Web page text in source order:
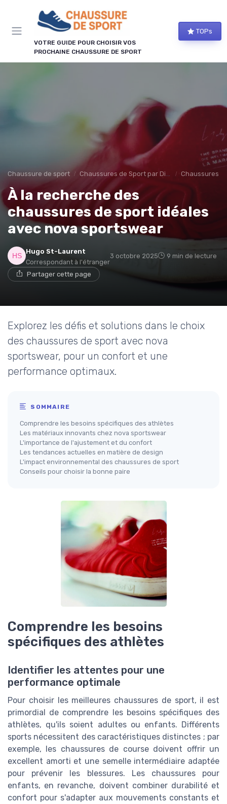
VOTRE GUIDE POUR CHOISIR VOS
PROCHAINE CHAUSSURE DE SPORT
TOPs
Chaussure de sport Chaussures de Sport par Discipline Chaussures
À la recherche des
chaussures de sport idéales
avec nova sportswear
Hugo St-Laurent
Correspondant à l'étranger
3 octobre 2025 9 min de lecture
Partager cette page
Explorez les défis et solutions dans le choix
des chaussures de sport avec nova
sportswear, pour un confort et une
performance optimaux.
SOMMAIRE
Comprendre les besoins spécifiques des athlètes
Les matériaux innovants chez nova sportswear
L'importance de l'ajustement et du confort
Les tendances actuelles en matière de design
L'impact environnemental des chaussures de sport
Conseils pour choisir la bonne paire
Comprendre les besoins
spécifiques des athlètes
Identifier les attentes pour une
performance optimale
Pour choisir les meilleures chaussures de sport, il est
primordial de comprendre les besoins spécifiques des
athlètes, qu'ils soient adultes ou enfants. Différents
sports nécessitent des caractéristiques distinctes ; par
exemple, les chaussures de course doivent offrir un
excellent amorti et une semelle intermédiaire adaptée
pour prévenir les blessures. Les chaussures pour
enfants, en revanche, doivent combiner durabilité et
confort pour s'adapter aux mouvements constants et